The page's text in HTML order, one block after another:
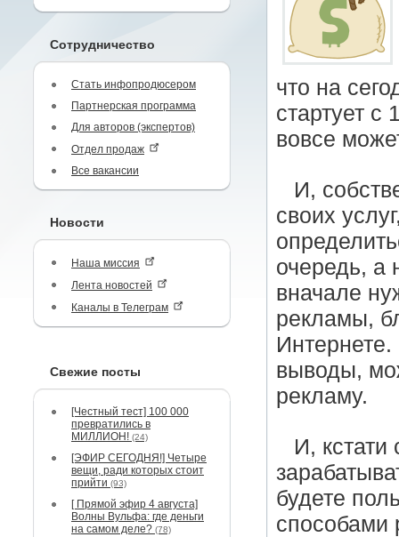
Сотрудничество
Стать инфопродюсером
Партнерская программа
Для авторов (экспертов)
Отдел продаж
Все вакансии
Новости
Наша миссия
Лента новостей
Каналы в Телеграм
Свежие посты
[Честный тест] 100 000
превратились в
МИЛЛИОН! (24)
[ЭФИР СЕГОДНЯ!] Четыре
вещи, ради которых стоит
прийти (93)
[ Прямой эфир 4 августа]
Волны Вульфа: где деньги
на самом деле? (78)
что на
стартует
вовсе
И,
своих
очередь, а
вначале
рекламы,
выводы,
рекламу.
И, кстати
будете
способами